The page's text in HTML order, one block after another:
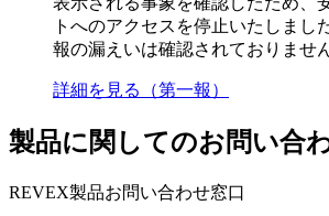
トへのアクセスを停止いたしまし
報の漏えいは確認されておりません
詳細を見る（第一報）
製品に関してのお問い合
REVEX製品お問い合わせ窓口